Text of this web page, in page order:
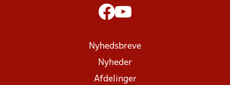
Nyhedsbreve
Nyheder
Afdelinger